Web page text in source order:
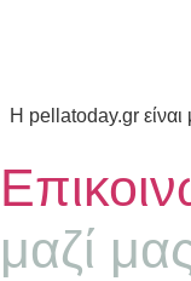
Η pellatoday.gr είναι
μαζί